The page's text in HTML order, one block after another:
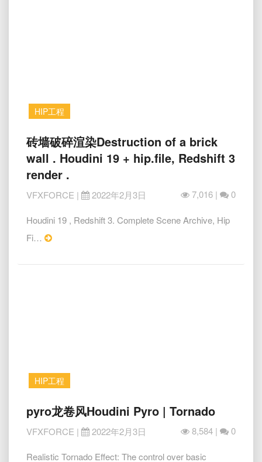
HIP工程
砖
墙
破
碎
渲
Destruction
a
wall
render
砖墙破碎渲染Destruction of a brick
wall . Houdini 19 + hip.file, Redshift 3
render .
VFXFORCE | 2022年2月3日 7,016 | 0
Houdini 19 , Redshift 3. Complete Scene Archive, Hip
Fi…
Read
HIP工程
pyro
龙
卷
pyro龙卷风Houdini Pyro | Tornado
VFXFORCE | 2022年2月3日 8,584 | 0
Realistic Tornado Effect: The control over basic